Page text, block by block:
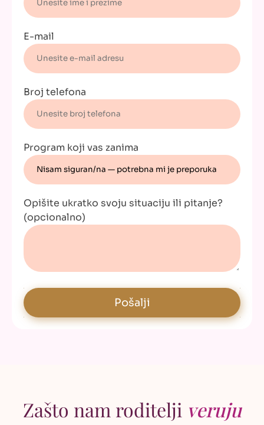
E-mail
Broj telefona
Program koji vas zanima
Opišite ukratko svoju situaciju ili pitanje?
(opcionalno)
Zašto nam roditelji veruju